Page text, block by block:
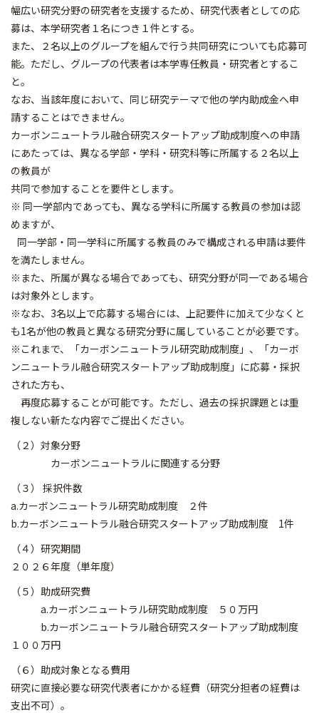
幅広い研究分野の研究者を支援するため、研究代表者としての応
募は、本学研究者１名につき１件とする。
また、２名以上のグループを組んで行う共同研究についても応募可
能。ただし、グループの代表者は本学専任教員・研究者とするこ
と。
なお、当該年度において、同じ研究テーマで他の学内助成金へ申
請することはできません。
カーボンニュートラル融合研究スタートアップ助成制度への申請
にあたっては、異なる学部・学科・研究科等に所属する２名以上
の教員が
共同で参加することを要件とします。
※ 同一学部内であっても、異なる学科に所属する教員の参加は認
めますが、
同一学部・同一学科に所属する教員のみで構成される申請は要件
を満たしません。
※また、所属が異なる場合であっても、研究分野が同一である場合
は対象外とします。
※なお、3名以上で応募する場合には、上記要件に加えて少なくと
も1名が他の教員と異なる研究分野に属していることが必要です。
※これまで、「カーボンニュートラル研究助成制度」、「カーボ
ンニュートラル融合研究スタートアップ助成制度」に応募・採択
された方も、
再度応募することが可能です。ただし、過去の採択課題とは重
複しない新たな内容でご提出ください。
（２）対象分野
カーボンニュートラルに関連する分野
（３） 採択件数
a.カーボンニュートラル研究助成制度 ２件
b.カーボンニュートラル融合研究スタートアップ助成制度 1件
（４）研究期間
２０２６年度（単年度）
（５）助成研究費
a.カーボンニュートラル研究助成制度 ５０万円
b.カーボンニュートラル融合研究スタートアップ助成制度
１００万円
（６）助成対象となる費用
研究に直接必要な研究代表者にかかる経費（研究分担者の経費は
支出不可）。